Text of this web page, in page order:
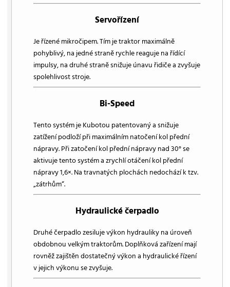
Servořízení
Je řízené mikročipem. Tím je traktor maximálně
pohyblivý, na jedné straně rychle reaguje na řídící
impulsy, na druhé straně snižuje únavu řidiče a zvyšuje
spolehlivost stroje.
Bi-Speed
Tento systém je Kubotou patentovaný a snižuje
zatížení podloží při maximálním natočení kol přední
nápravy. Při zatočení kol přední nápravy nad 30° se
aktivuje tento systém a zrychlí otáčení kol přední
nápravy 1,6×. Na travnatých plochách nedochází k tzv.
„zátrhům“.
Hydraulické čerpadlo
Druhé čerpadlo zesiluje výkon hydrauliky na úroveň
obdobnou velkým traktorům. Doplňková zařízení mají
rovněž zajištěn dostatečný výkon a hydraulické řízení
v jejich výkonu se zvyšuje.